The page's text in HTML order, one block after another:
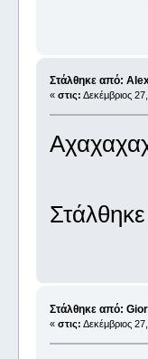
Στάλθηκε από:
« στις: Δεκέμβριος
Στάλθηκε από:
« στις: Δεκέμβριος